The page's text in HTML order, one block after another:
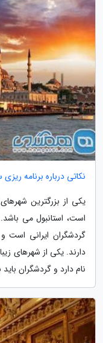
نکاتی درباره برنامه
یکی از بزرگترین
است، استانبول می
گردشگران ایرانی است
دارند. یکی از شهرهای
نام دارد و گردشگران